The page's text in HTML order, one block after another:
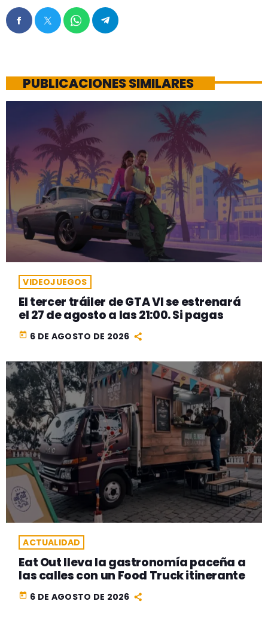
PUBLICACIONES SIMILARES
VIDEOJUEGOS
El tercer tráiler de GTA VI se estrenará
el 27 de agosto a las 21:00. Si pagas
today 6 DE AGOSTO DE 2026
ACTUALIDAD
Eat Out lleva la gastronomía paceña a
las calles con un Food Truck itinerante
today 6 DE AGOSTO DE 2026